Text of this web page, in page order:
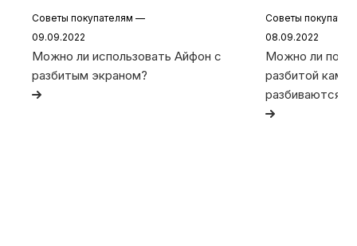
Советы покупателям —
09.09.2022
Можно ли использовать Айфон с
разбитым экраном?
Советы
08.09.2022
Можно ли
разбитой
разбиваются